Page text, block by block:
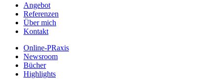
Angebot
Referenzen
Über mich
Kontakt
Online-PRaxis
Newsroom
Bücher
Highlights